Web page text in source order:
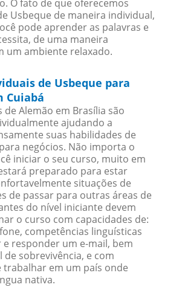
O fato de que oferecemos
Usbeque de maneira individual,
pode aprender as palavras e
de uma maneira
um ambiente relaxado.
de Usbeque para
Cuiabá
de Alemão em Brasília são
ajudando a
suas habilidades de
negócios. Não importa o
iniciar o seu curso, muito em
preparado para estar
situações de
de passar para outras áreas de
do nível iniciante devem
o curso com capacidades de:
competências linguísticas
responder um e-mail, bem
de sobrevivência, e com
trabalhar em um país onde
nativa.